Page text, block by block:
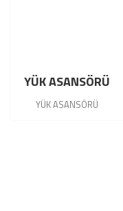
YÜK ASANSÖRÜ
YÜK ASANSÖRÜ